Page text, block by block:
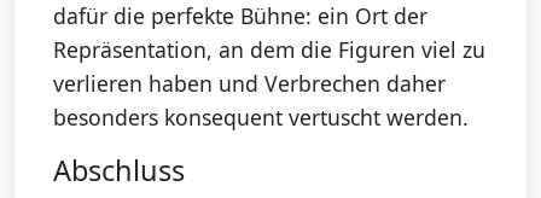
dafür die perfekte Bühne: ein Ort der
Repräsentation, an dem die Figuren viel zu
verlieren haben und Verbrechen daher
besonders konsequent vertuscht werden.
Abschluss